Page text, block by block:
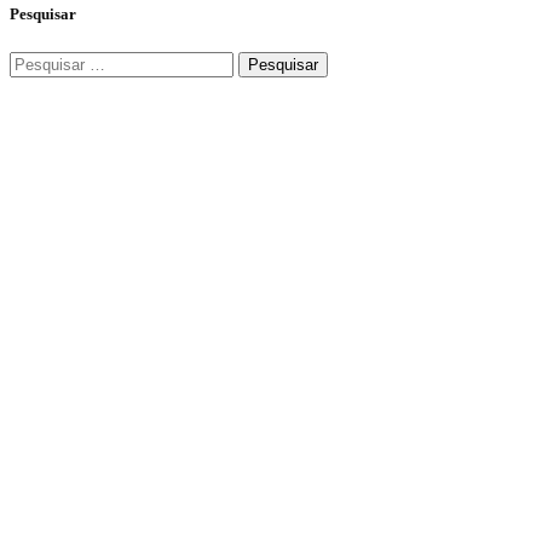
Pesquisar